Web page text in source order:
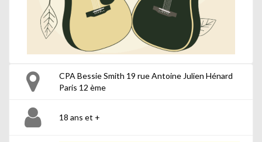
CPA Bessie Smith 19 rue Antoine Julien Hénard
Paris 12 ème
18 ans et +